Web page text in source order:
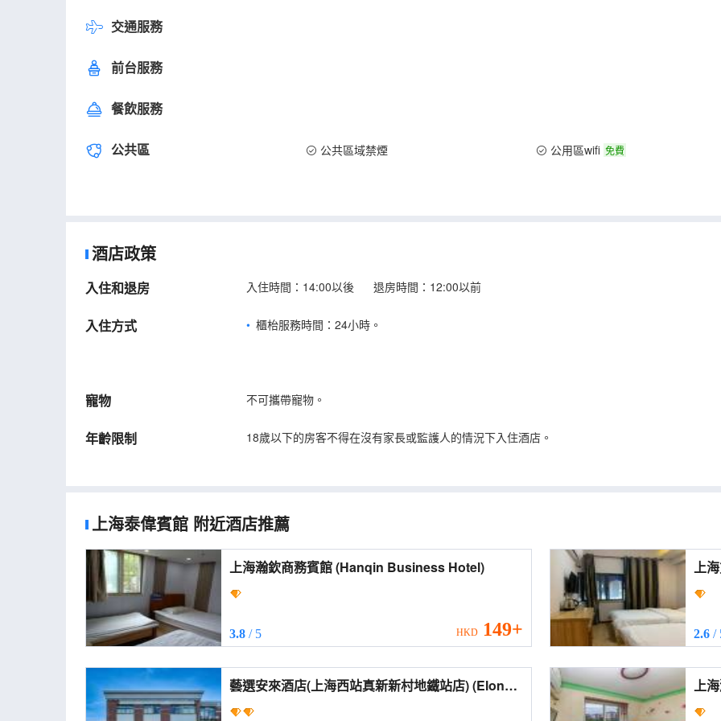
交通服務
前台服務
餐飲服務
公共區 公共區域禁煙 公用區wifi 免費
酒店政策
入住和退房 入住時間：14:00以後 退房時間：12:00以前
入住方式 櫃枱服務時間：24小時。
寵物 不可攜帶寵物。
年齡限制 18歲以下的房客不得在沒有家長或監護人的情況下入住酒店。
上海泰偉賓館 附近酒店推薦
上海瀚欽商務賓館 (Hanqin Business Hotel)
3.8 / 5 HKD 149+ 2.6/
藝選安來酒店(上海西站真新新村地鐵站店) (Elong
Me Anlai Hotel (Shanghai West Station Zhenxin